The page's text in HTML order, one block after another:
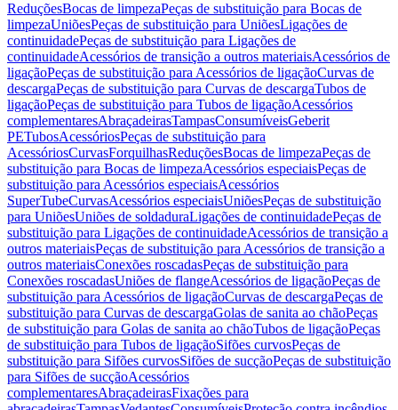
ReduçõesBocas de limpezaPeças de substituição para Bocas de
limpezaUniõesPeças de substituição para UniõesLigações de
continuidadePeças de substituição para Ligações de
continuidadeAcessórios de transição a outros materiaisAcessórios de
ligaçãoPeças de substituição para Acessórios de ligaçãoCurvas de
descargaPeças de substituição para Curvas de descargaTubos de
ligaçãoPeças de substituição para Tubos de ligaçãoAcessórios
complementaresAbraçadeirasTampasConsumíveisGeberit
PETubosAcessóriosPeças de substituição para
AcessóriosCurvasForquilhasReduçõesBocas de limpezaPeças de
substituição para Bocas de limpezaAcessórios especiaisPeças de
substituição para Acessórios especiaisAcessórios
SuperTubeCurvasAcessórios especiaisUniõesPeças de substituição
para UniõesUniões de soldaduraLigações de continuidadePeças de
substituição para Ligações de continuidadeAcessórios de transição a
outros materiaisPeças de substituição para Acessórios de transição a
outros materiaisConexões roscadasPeças de substituição para
Conexões roscadasUniões de flangeAcessórios de ligaçãoPeças de
substituição para Acessórios de ligaçãoCurvas de descargaPeças de
substituição para Curvas de descargaGolas de sanita ao chãoPeças
de substituição para Golas de sanita ao chãoTubos de ligaçãoPeças
de substituição para Tubos de ligaçãoSifões curvosPeças de
substituição para Sifões curvosSifões de sucçãoPeças de substituição
para Sifões de sucçãoAcessórios
complementaresAbraçadeirasFixações para